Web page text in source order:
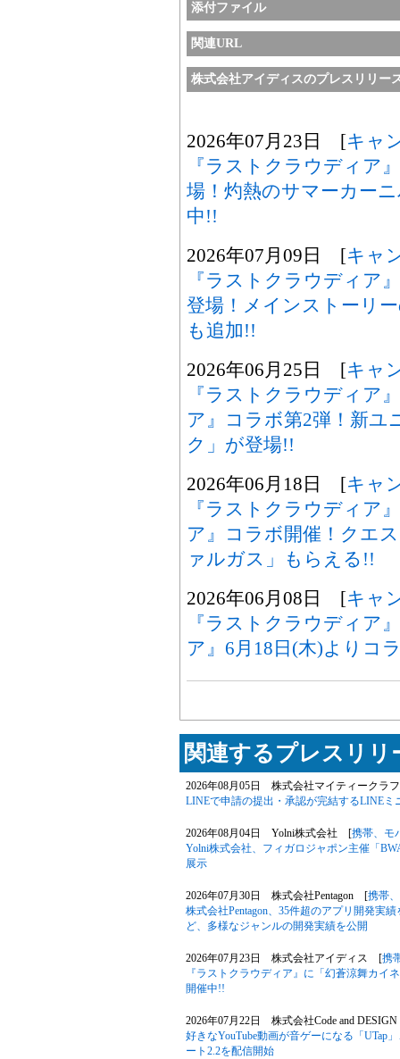
添付ファイル
関連URL
株式会社アイディスのプレスリリー
2026年07月23日 [キャ
『ラストクラウディア
場！灼熱のサマーカー
中!!
2026年07月09日 [キャ
『ラストクラウディア
登場！メインストーリ
も追加!!
2026年06月25日 [キャ
『ラストクラウディア
ア』コラボ第2弾！新ユ
ク」が登場!!
2026年06月18日 [キャ
『ラストクラウディア
ア』コラボ開催！クエ
ァルガス」もらえる!!
2026年06月08日 [キャ
『ラストクラウディア
ア』6月18日(木)よりコ
関連するプレスリリ
2026年08月05日 株式会社マイティークラ
LINEで申請の提出・承認が完結するLINE
2026年08月04日 Yolni株式会社 [携帯、モ
Yolni株式会社、フィガロジャポン主催「
展示
2026年07月30日 株式会社Pentagon [携帯
株式会社Pentagon、35件超のアプリ開発実
ど、多様なジャンルの開発実績を公開
2026年07月23日 株式会社アイディス [携
『ラストクラウディア』に「幻蒼涼舞カイ
開催中!!
2026年07月22日 株式会社Code and
好きなYouTube動画が音ゲーになる「UTap
ート2.2を配信開始